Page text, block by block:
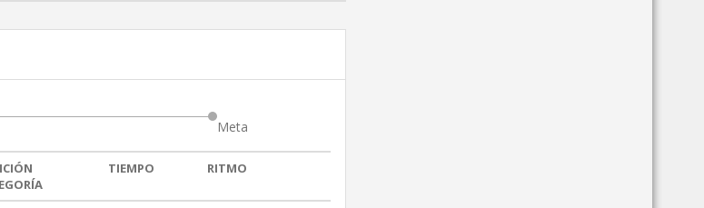
Meta
TIEMPO RITMO